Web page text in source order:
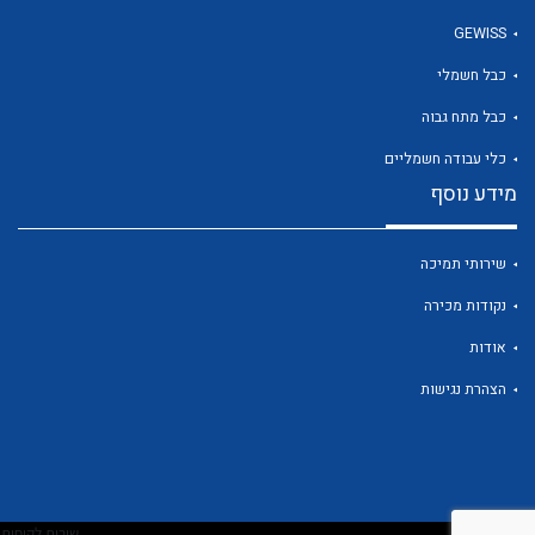
לכל מוצרי היצרן
GEWISS
כבל חשמלי
כבל מתח גבוה
כלי עבודה חשמליים
מידע נוסף
שירותי תמיכה
נקודות מכירה
אודות
הצהרת נגישות